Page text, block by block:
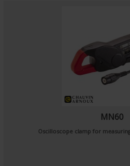
MN60
Oscilloscope clamp for